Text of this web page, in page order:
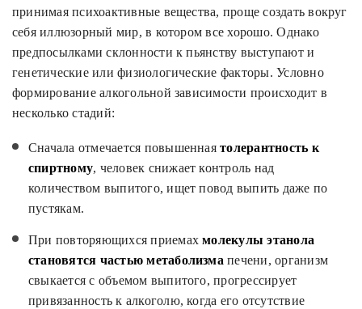
принимая психоактивные вещества, проще создать вокруг
себя иллюзорный мир, в котором все хорошо. Однако
предпосылками склонности к пьянству выступают и
генетические или физиологические факторы. Условно
формирование алкогольной зависимости происходит в
несколько стадий:
Сначала отмечается повышеннаятолерантность к
спиртному, человек снижает контроль над
количеством выпитого, ищет повод выпить даже по
пустякам.
При повторяющихся приемахмолекулы этанола
становятся частью метаболизма печени, организм
свыкается с объемом выпитого, прогрессирует
привязанность к алкоголю, когда его отсутствие